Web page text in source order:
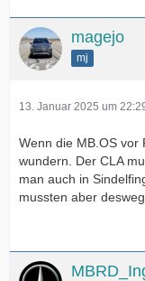
magejo
mj
13. Januar 2025 um
Wenn die MB.OS vor
wundern. Der CLA
man auch in
mussten aber